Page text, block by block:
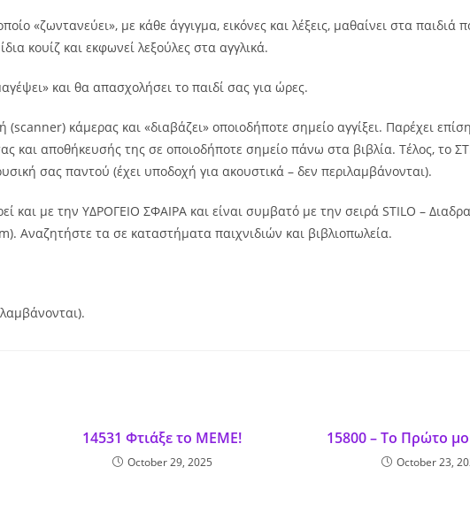
«ζωντανεύει», με κάθε άγγιγμα, εικόνες και λέξεις, μαθαίνει στα παιδιά
κουίζ και εκφωνεί λεξούλες στα αγγλικά.
και θα απασχολήσει το παιδί σας για ώρες.
(scanner) κάμερας και «διαβάζει» οποιοδήποτε σημείο αγγίξει. Παρέχει
αποθήκευσής της σε οποιοδήποτε σημείο πάνω στα βιβλία. Τέλος, το
σας παντού (έχει υποδοχή για ακουστικά – δεν περιλαμβάνονται).
και με την ΥΔΡΟΓΕΙΟ ΣΦΑΙΡΑ και είναι συμβατό με την σειρά STILO –
Αναζητήστε τα σε καταστήματα παιχνιδιών και βιβλιοπωλεία.
14531 Φτιάξε το ΜΕΜΕ!
October 29, 2025
15800 – Το Πρώτο
October 23,